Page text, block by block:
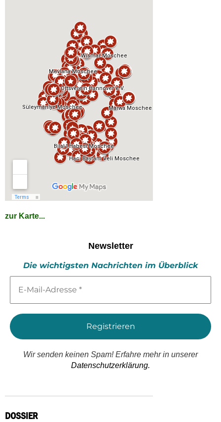
zur Karte...
Newsletter
Die wichtigsten Nachrichten im Überblick
Mail-
*
Wir senden keinen Spam! Erfahre mehr in unserer
Datenschutzerklärung.
DOSSIER